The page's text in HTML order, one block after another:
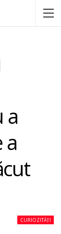
a
a
CURIOZITĂȚI